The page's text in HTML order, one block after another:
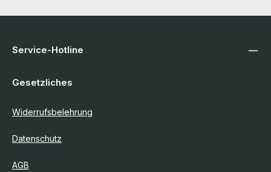
Service-Hotline
Gesetzliches
Widerrufsbelehrung
Datenschutz
AGB